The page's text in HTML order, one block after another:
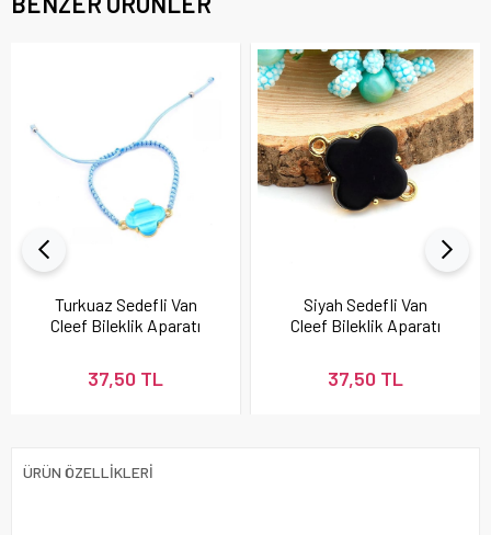
Turkuaz Sedefli Van
Cleef Bileklik Aparatı
37,50 TL
Siyah Sedefli Van
Cleef Bileklik Aparatı
37,50 TL
ÜRÜN ÖZELLIKLERI